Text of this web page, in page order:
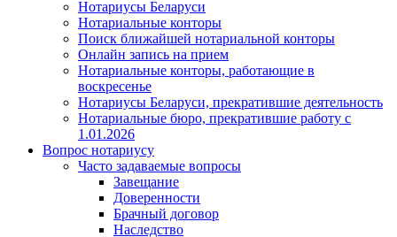
Нотариусы Беларуси
Нотариальные конторы
Поиск ближайшей нотариальной конторы
Онлайн запись на прием
Нотариальные конторы, работающие в
воскресенье
Нотариусы Беларуси, прекратившие деятельность
Нотариальные бюро, прекратившие работу с
1.01.2026
Вопрос нотариусу
Часто задаваемые вопросы
Завещание
Доверенности
Брачный договор
Наследство